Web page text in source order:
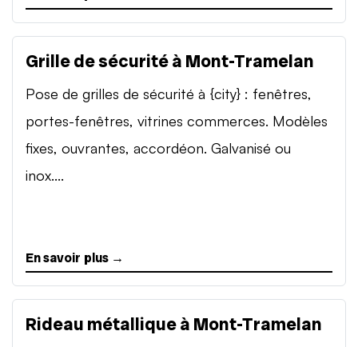
Grille de sécurité à Mont-Tramelan
Pose de grilles de sécurité à {city} : fenêtres,
portes-fenêtres, vitrines commerces. Modèles
fixes, ouvrantes, accordéon. Galvanisé ou
inox....
En savoir plus →
Rideau métallique à Mont-Tramelan